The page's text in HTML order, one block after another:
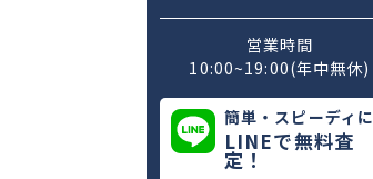
営業時間
10:00~19:00(年中無休)
簡単・スピーディに
LINEで無料査
定！